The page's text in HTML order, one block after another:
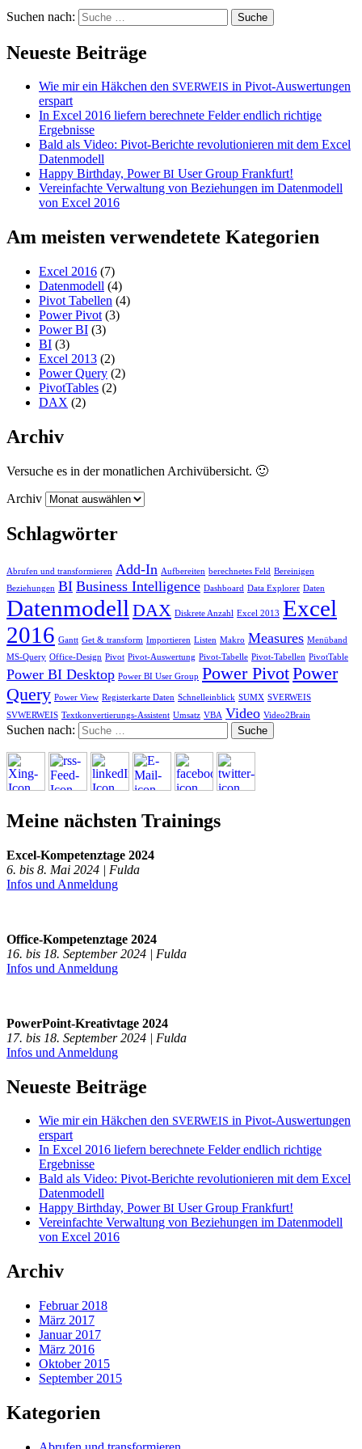
Suchen nach:
Neueste Beiträge
Wie mir ein Häkchen den SVERWEIS in Pivot-Auswertungen
erspart
In Excel 2016 liefern berechnete Felder endlich richtige
Ergebnisse
Bald als Video: Pivot-Berichte revolutionieren mit dem Excel
Datenmodell
Happy Birthday, PowerBI User Group Frankfurt!
Vereinfachte Verwaltung von Beziehungen im Datenmodell
von Excel 2016
Am meisten verwendetete Kategorien
Excel 2016 (7)
Datenmodell (4)
Pivot Tabellen (4)
Power Pivot (3)
Power BI (3)
BI (3)
Excel 2013 (2)
Power Query (2)
PivotTables (2)
DAX (2)
Archiv
Versuche es in der monatlichen Archivübersicht. 🙂
Archiv
Schlagwörter
Abrufen und transformieren Add-In Aufbereiten berechnetes Feld Bereinigen
Beziehungen BI Business Intelligence Dashboard Data Explorer Daten
Datenmodell DAX Diskrete Anzahl Excel 2013 Excel
2016 Gantt Get & transform Importieren Listen Makro Measures Menüband
MS-Query Office-Design Pivot Pivot-Auswertung Pivot-Tabelle Pivot-Tabellen PivotTable
Power BI Desktop Power BI User Group Power PivotPower
Query Power View Registerkarte Daten Schnelleinblick SUMX SVERWEIS
SVWERWEIS Textkonvertierungs-Assistent Umsatz VBA Video Video2Brain
Suchen nach:
Meine nächsten Trainings
Excel-Kompetenztage 2024
6. bis 8. Mai 2024 | Fulda
Infos und Anmeldung
Office-Kompetenztage 2024
16. bis 18. September 2024 | Fulda
Infos und Anmeldung
PowerPoint-Kreativtage 2024
17. bis 18. September 2024 | Fulda
Infos und Anmeldung
Neueste Beiträge
Wie mir ein Häkchen den SVERWEIS in Pivot-Auswertungen
erspart
In Excel 2016 liefern berechnete Felder endlich richtige
Ergebnisse
Bald als Video: Pivot-Berichte revolutionieren mit dem Excel
Datenmodell
Happy Birthday, PowerBI User Group Frankfurt!
Vereinfachte Verwaltung von Beziehungen im Datenmodell
von Excel 2016
Archiv
Februar 2018
März 2017
Januar 2017
März 2016
Oktober 2015
September 2015
Kategorien